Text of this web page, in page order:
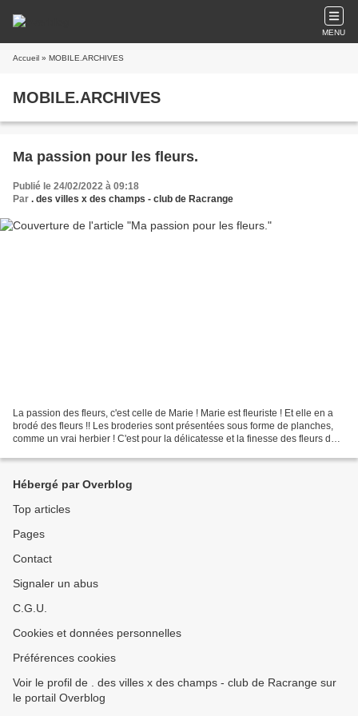
MENU
Accueil » MOBILE.ARCHIVES
MOBILE.ARCHIVES
Ma passion pour les fleurs.
Publié le 24/02/2022 à 09:18
Par . des villes x des champs - club de Racrange
La passion des fleurs, c'est celle de Marie ! Marie est fleuriste ! Et elle en a
brodé des fleurs !! Les broderies sont présentées sous forme de planches,
comme un vrai herbier ! C'est pour la délicatesse et la finesse des fleurs de
Hébergé par Overblog
Top articles
Pages
Contact
Signaler un abus
C.G.U.
Cookies et données personnelles
Préférences cookies
Voir le profil de . des villes x des champs - club de Racrange sur
le portail Overblog